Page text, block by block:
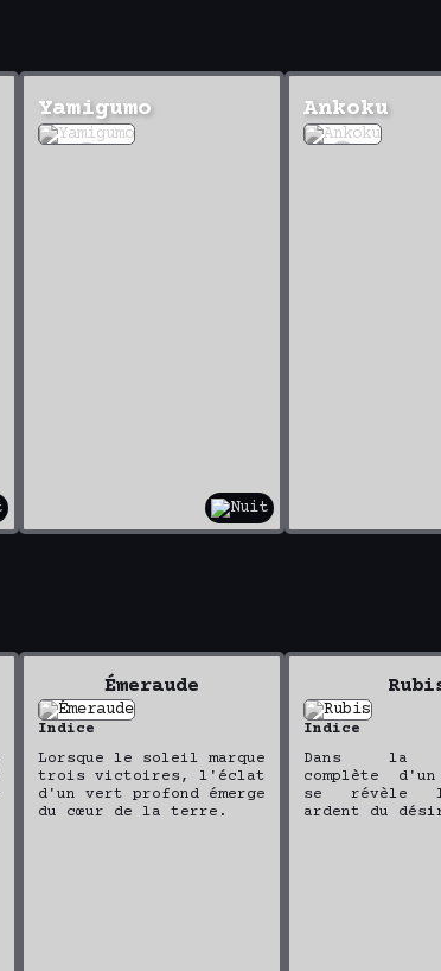
Yamigumo Ankoku
Émeraude
Indice
Lorsque le soleil marque
trois victoires, l'éclat
d'un vert profond émerge
du cœur de la terre.
Indice
Dans la
complète
se révèle
ardent du